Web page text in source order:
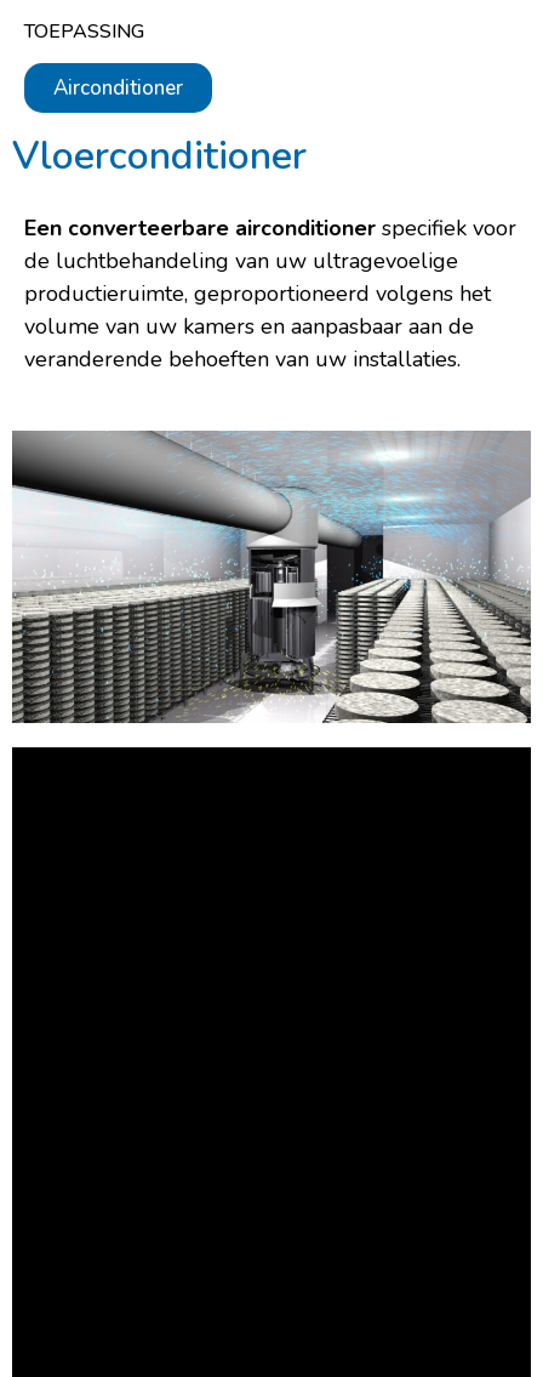
TOEPASSING
Airconditioner
Vloerconditioner
Een converteerbare airconditioner specifiek voor
de luchtbehandeling van uw ultragevoelige
productieruimte, geproportioneerd volgens het
volume van uw kamers en aanpasbaar aan de
veranderende behoeften van uw installaties.